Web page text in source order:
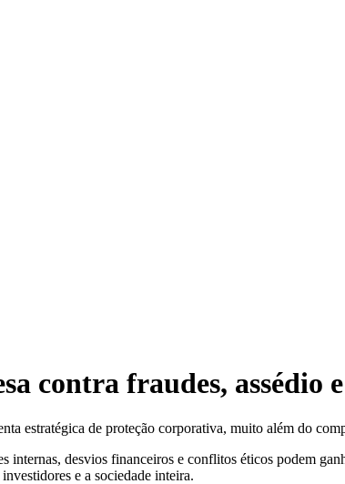
contra fraudes, assédio
estratégica de proteção corporativa, muito além do
desvios financeiros e conflitos éticos podem
e a sociedade inteira.